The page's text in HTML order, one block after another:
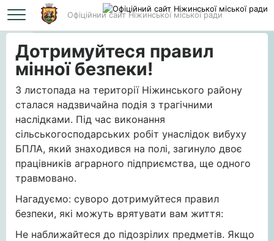
Офіційний сайт Ніжинської міської ради
Головна Дотримуйтеся правил мінної безпеки!
Дотримуйтеся правил
мінної безпеки!
3 листопада на території Ніжинського району
сталася надзвичайна подія з трагічними
наслідками. Під час виконання
сільськогосподарських робіт унаслідок вибуху
БПЛА, який знаходився на полі, загинуло двоє
працівників аграрного підприємства, ще одного
травмовано.
Нагадуємо: суворо дотримуйтеся правил
безпеки, які можуть врятувати вам життя:
Не наближайтеся до підозрілих предметів. Якщо